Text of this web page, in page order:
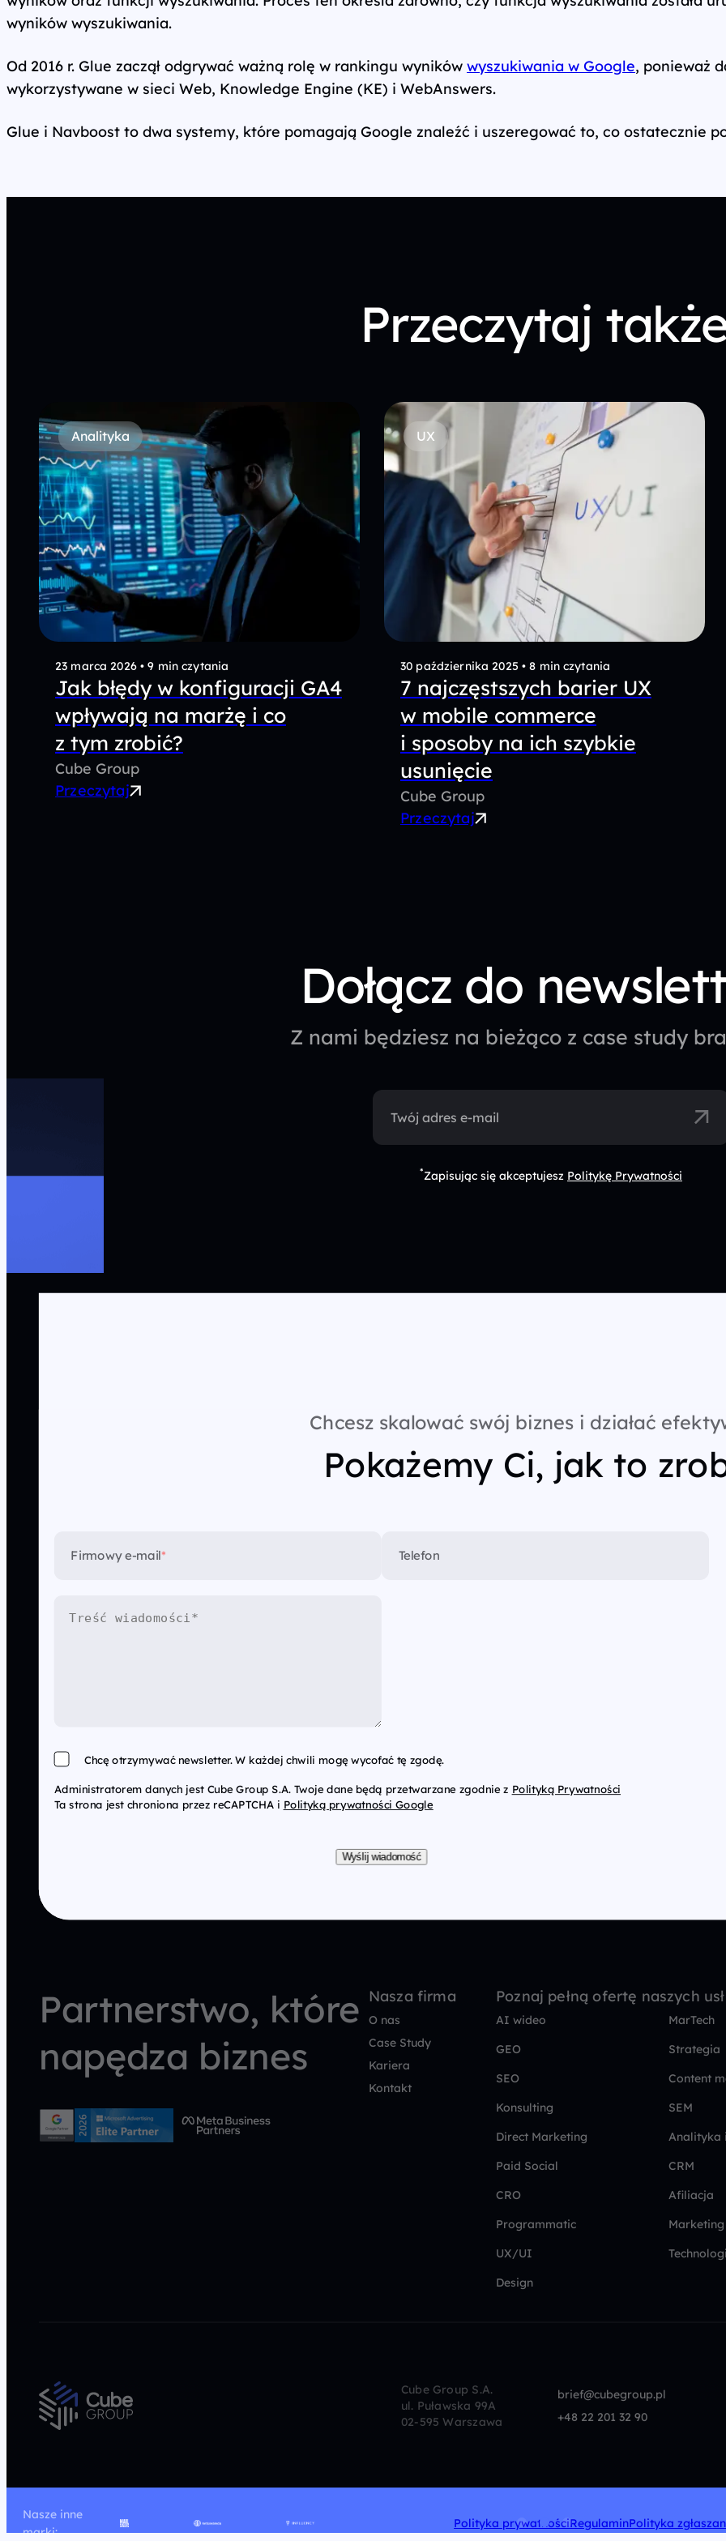
Wszystkie usługi
wyników wyszukiwania.
Od 2016 r. Glue zaczął odgrywać ważną rolę w rankingu wyników wyszukiwania w Google, ponieważ
wykorzystywane w sieci Web, Knowledge Engine (KE) i WebAnswers.
Glue i Navboost to dwa systemy, które pomagają Google znaleźć i uszeregować to, co ostatecznie
Przeczytaj
Analityka
23 marca 2026 • 9 min czytania
Jak błędy w konfiguracji GA4
wpływają na marżę i co
z tym zrobić?
Cube Group
Przeczytaj
UX
30 października 2025 • 8 min czytania
7 najczęstszych barier UX
w mobile commerce
i sposoby na ich szybkie
usunięcie
Cube Group
Przeczytaj
Dołącz do
Z nami będziesz na bieżąco z case study
Twój adres e-mail
*Zapisując się akceptujesz Politykę Prywatności
Chcesz skalować swój biznes i działać
Pokażemy Ci, jak to
Firmowy e-mail* Telefon
Chcę otrzymywać newsletter. W każdej chwili mogę wycofać tę zgodę.
Administratorem danych jest Cube Group S.A. Twoje dane będą przetwarzane zgodnie z Polityką Prywatności
Ta strona jest chroniona przez reCAPTCHA i Polityką prywatności Google
Wyślij wiadomość
Partnerstwo, które
napędza biznes
Nasza firma
O nas
Case Study
Kariera
Kontakt
Poznaj pełną ofertę naszych
AI wideo
MarTech
GEO
Strategia
SEO
Content
Konsulting
SEM
Direct Marketing
Analityka
Paid Social
CRM
CRO
Afiliacja
Programmatic
UX/UI
Design
Cube Group S.A.
ul. Puławska 99A
02-595 Warszawa
brief@cubegroup.pl
+48 22 201 32 90
Nasze inne
marki:
Polityka prywatnościRegulaminPolityka